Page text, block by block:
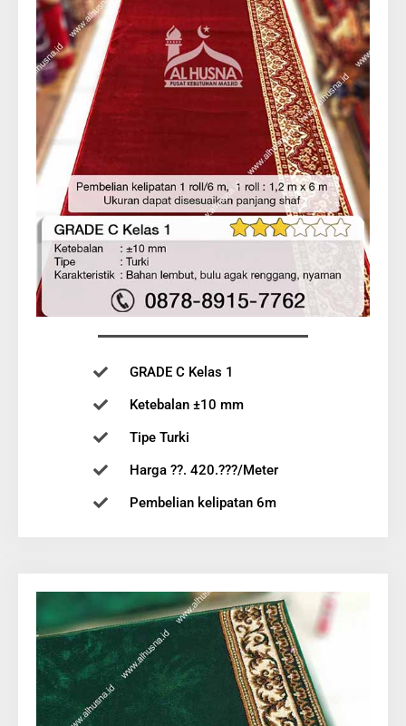
GRADE C Kelas 1
Ketebalan ±10 mm
Tipe Turki
Harga ??. 420.???/Meter
Pembelian kelipatan 6m